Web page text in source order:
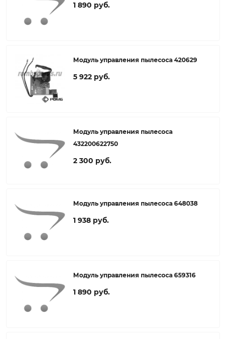
1 890 руб.
Модуль управления пылесоса 420629
5 922 руб.
Модуль управления пылесоса
432200622750
2 300 руб.
Модуль управления пылесоса 648038
1 938 руб.
Модуль управления пылесоса 659316
1 890 руб.